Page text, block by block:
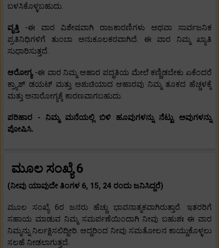
ಬಳಸಿಕೊಳ್ಳಬಹುದು.
ವೃತ್ತಿ -ಈ ವಾರ ವಿಶೇಷವಾಗಿ ರಾಜಕಾರಣಿಗಳು ಅಥವಾ ಸಾರ್ವಜನಿಕ
ಪ್ರತಿನಿಧಿಗಳಿಗೆ ತುಂಬಾ ಅನುಕೂಲಕರವಾಗಿದೆ. ಈ ವಾರ ನಿಮ್ಮ ಖ್ಯಾತಿ
ಸುಧಾರಿಸುತ್ತದೆ.
ಆರೋಗ್ಯ -ಈ ವಾರ ನಿಮ್ಮ ಆಹಾರ ಪದ್ಧತಿಯ ಮೇಲೆ ಕಣ್ಣಿಡಬೇಕು ಏಕೆಂದರೆ
ಕ್ರ್ಯಾಶ್ ಡಯಟ್ ಮತ್ತು ಅಶುಚಿಯಾದ ಆಹಾರವು ನಿಮ್ಮ ತೂಕದ ಹೆಚ್ಚಳಕ್ಕೆ
ಮತ್ತು ಅನಾರೋಗ್ಯಕ್ಕೆ ಕಾರಣವಾಗಬಹುದು.
ಪರಿಹಾರ - ನಿಮ್ಮ ಮನೆಯಲ್ಲಿ ಬಿಳಿ ಹೂವುಗಳನ್ನು ನೆಟ್ಟು ಅವುಗಳನ್ನು
ಪೋಷಿಸಿ.
ಮೂಲ ಸಂಖ್ಯೆ 6
(ನೀವು ಯಾವುದೇ ತಿಂಗಳ 6, 15, 24 ರಂದು ಜನಿಸಿದ್ದರೆ)
ಮೂಲ ಸಂಖ್ಯೆ 6ರ ಜನರು ಹೆಚ್ಚು ಭಾವನಾತ್ಮಕವಾಗಿರುತ್ತಾರೆ. ಇತರರಿಗೆ
ಸಹಾಯ ಮಾಡುವ ನಿಮ್ಮ ಸಮರ್ಪಣೆಯಿಂದಾಗಿ ನೀವು ಬಹುಶಃ ಈ ವಾರ
ನಿಮ್ಮನ್ನು ನಿರ್ಲಕ್ಷಿಸಲಿದ್ದೀರಿ. ಆದ್ದರಿಂದ ನೀವು ಸಮತೋಲನ ಕಾಯ್ದುಕೊಳ್ಳಲು
ಸಲಹೆ ನೀಡಲಾಗುತ್ತದೆ.